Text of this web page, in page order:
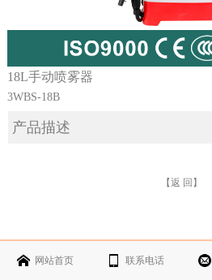
18L手动喷雾器
3WBS-18B
产品描述
【返 回】
网站首页 联系电话